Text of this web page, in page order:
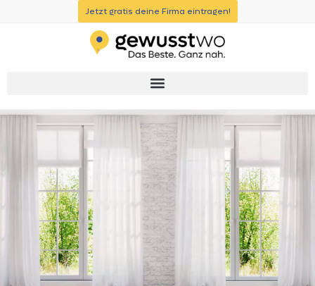
Jetzt gratis deine Firma eintragen!